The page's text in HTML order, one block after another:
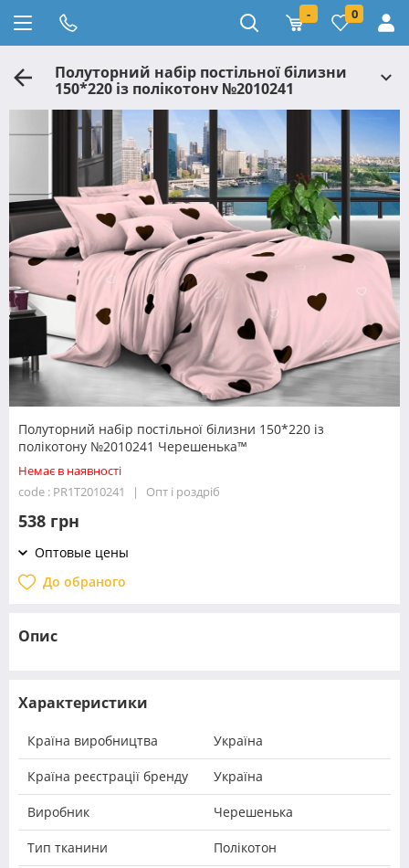
- 0
Полуторний набір постільної білизни
150*220 із полікотону №2010241
Черешенька™
Полуторний набір постільної білизни 150*220 із
полікотону №2010241 Черешенька™
Немає в наявності
code : PR1T2010241
Опт і роздріб
538 грн
Оптовые цены
До обраного
Опис
Характеристики
Країна виробництва Україна
Країна реєстрації бренду Україна
Виробник Черешенька
Тип тканини Полікотон